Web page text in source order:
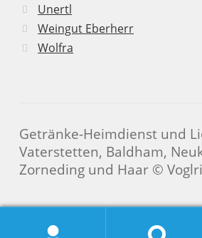
Unertl
Weingut Eberherr
Wolfra
Getränke-Heimdienst und
Vaterstetten, Baldham,
Zorneding und Haar ©